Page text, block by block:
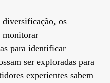
diversificação, os
monitorar
para identificar
ser exploradas para
experientes sabem